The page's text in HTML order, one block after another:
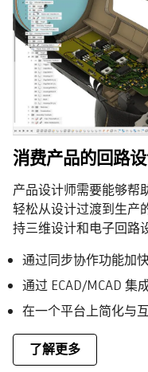
消费产品的回路
产品设计师需要能够帮
轻松从设计过渡到生
持三维设计和电子回路
通过同步协作功能加
通过 ECAD/MCAD 集
在一个平台上简化与
了解更多